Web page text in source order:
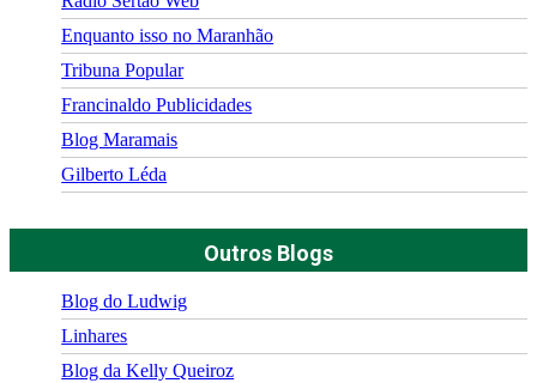
Enquanto isso no Maranhão
Tribuna Popular
Francinaldo Publicidades
Blog Maramais
Gilberto Léda
Outros Blogs
Blog do Ludwig
Linhares
Blog da Kelly Queiroz